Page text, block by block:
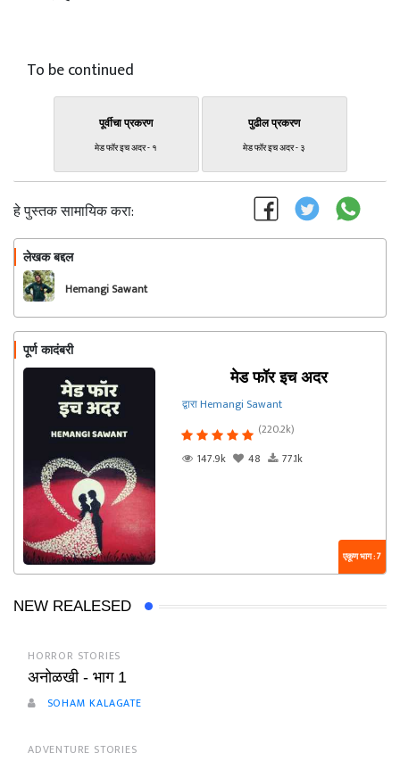
To be continued
पूर्वीचा प्रकरण
मेड फॉर इच अदर - १
पुढील प्रकरण
मेड फॉर इच अदर - ३
हे पुस्तक सामायिक करा:
लेखक बद्दल
Hemangi Sawant
पूर्ण कादंबरी
मेड फॉर इच अदर
द्वारा Hemangi Sawant
(220.2k)
147.9k
48 77.1k
एकूण भाग : 7
NEW REALESED
HORROR STORIES
अनोळखी - भाग 1
SOHAM KALAGATE
ADVENTURE STORIES